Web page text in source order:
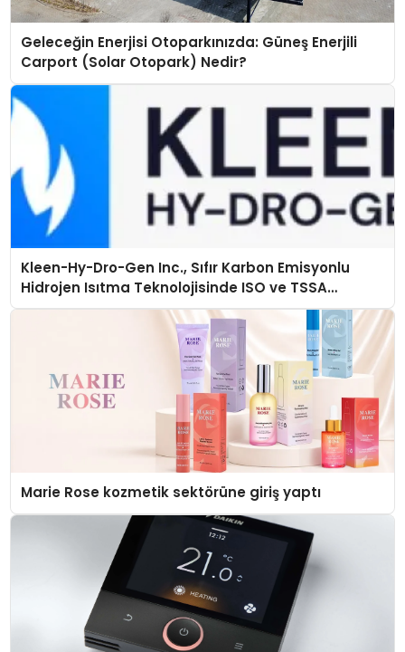
Geleceğin Enerjisi Otoparkınızda: Güneş Enerjili
Carport (Solar Otopark) Nedir?
Kleen-Hy-Dro-Gen Inc., Sıfır Karbon Emisyonlu
Hidrojen Isıtma Teknolojisinde ISO ve TSSA
Düzenleyici Onaylarını Aldı
Marie Rose kozmetik sektörüne giriş yaptı